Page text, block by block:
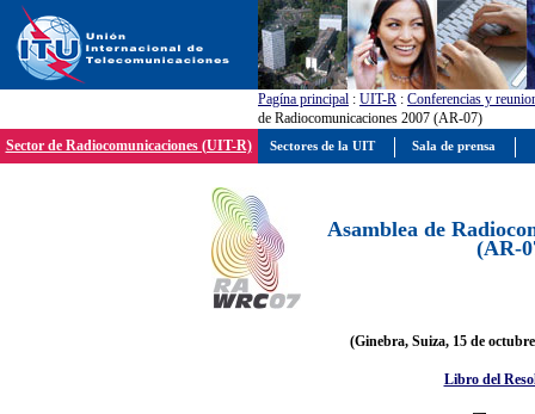
Pagína principal : UIT-R : Conferencias y
de Radiocomunicaciones 2007 (AR-07)
Sector de Radiocomunicaciones (UIT-R)
Asamblea de
(AR-
(Ginebra, Suiza, 15 de
Libro del
Sectores de la UIT Sala de prensa